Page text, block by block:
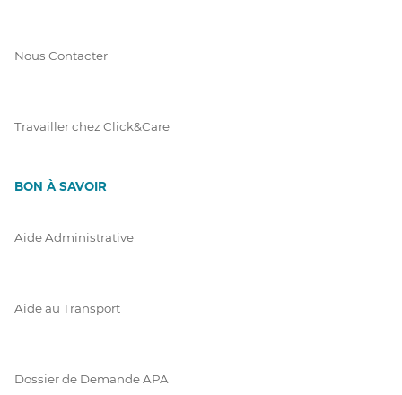
Nous Contacter
Travailler chez Click&Care
BON À SAVOIR
Aide Administrative
Aide au Transport
Dossier de Demande APA